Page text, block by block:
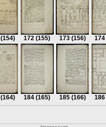
(154) 172 (155) 173 (156) 174
(164) 184 (165) 185 (166) 186